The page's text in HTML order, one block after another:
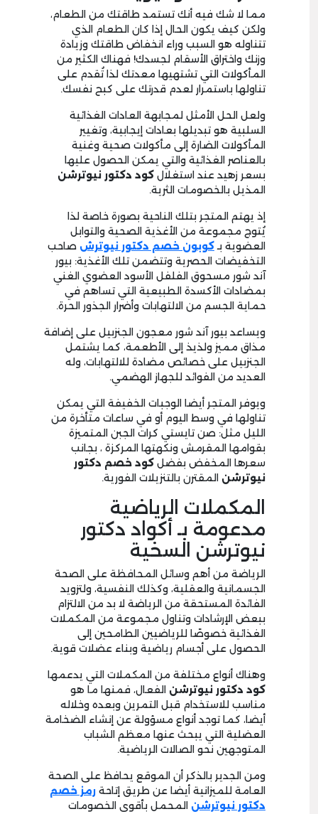
مما لا شك فيه أنك تستمد طاقتك من الطعام،
ولكن كيف يكون الحال إذا كان الطعام الذي
تتناوله هو السبب وراء انخفاض طاقتك وزيادة
وزنك واختراق الأسقام لجسدك! فهناك الكثير من
المأكولات التي تشتهيها معدتك لذا تُقدم على
تناولها باستمرار لعدم قدرتك على كبح نفسك.
ولعل الحل الأمثل لمجابهة العادات الغذائية
السلبية هو تبديلها بعادات إيجابية، وتغيير
المأكولات الضارة إلى مأكولات صحية وغنية
بالعناصر الغذائية والتي يمكن الحصول عليها
بسعر زهيد عند استغلال كود دكتور نيوترشن
المذيل بالخصومات الثرية.
إذ يهتم المتجر بتلك الناحية بصورة خاصة لذا
يُتوج مجموعة من الأغذية الصحية والتوابل
العضوية بـكوبون خصم دكتور نيوترش صاحب
التخفيضات الحصرية وتتضمن تلك الأغذية: بيور
آند شور مسحوق الفلفل الأسود العضوي الغني
بمضادات الأكسدة الطبيعية التي تساهم في
حماية الجسم من الالتهابات وأضرار الجذور الحرة.
ويساعد بيور آند شور معجون الجنزبيل على إضافة
مذاق مميز ولذيذ إلى الأطعمة، كما يشتمل
الجنزبيل على خصائص مضادة للالتهابات، وله
العديد من الفوائد للجهاز الهضمي.
ويوفر المتجر أيضا الوجبات الخفيفة التي يمكن
تناولها في وسط اليوم أو في ساعات متأخرة من
الليل مثل: صن تايستي كرات الجبن المتميزة
بقوامها المقرمش ونكهتها المركزة ، بجانب
سعرها المخفض بفضل كود خصم دكتور
نيوترشن المقترن بالتنزيلات الفورية.
المكملات الرياضية
مدعومة بـ أكواد دكتور
نيوترشن السخية
الرياضة من أهم وسائل المحافظة على الصحة
الجسمانية والعقلية، وكذلك النفسية، ولتزويد
الفائدة المستحقة من الرياضة لا بد من الالتزام
ببعض الإرشادات وتناول مجموعة من المكملات
الغذائية خصوصًا للرياضيين الطامحين إلى
الحصول على أجسام رياضية وبناء عضلات قوية.
وهناك أنواع مختلفة من المكملات التي يدعمها
كود دكتور نيوترشن الفعال، فمنها ما هو
مناسب للاستخدام قبل التمرين وبعده وخلاله
أيضا، كما توجد أنواع مسؤولة عن إنشاء الضخامة
العضلية التي يبحث عنها معظم الشباب
المتوجهين نحو الصالات الرياضية.
ومن الجدير بالذكر أن الموقع يحافظ على الصحة
العامة للميزانية أيضا عن طريق إتاحة رمز خصم
دكتور نيوترشن المحمل بأقوى الخصومات